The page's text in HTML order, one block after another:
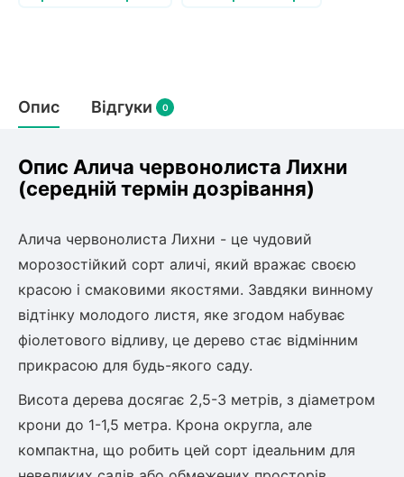
Мирт
Мушмула
Інжирний персик
Нектарин
Алича
Айва
Шовковиця
Абрикос
Смородина
Актинідія
Ірга
Ківі
Пієріс Японський
Бересклет
Вейгела
Пухироплідник
Спірея
Азалія
Штамбові троянди
Бузок
Жасмин (Чубушник)
Будлея
Лавровишня
Кизильник
Бобовник (Жерновець)
Рубальні машини
Картоплесаджалки
Картоплекопалки
Роторні косарки
Навантажувачі
Опис Відгуки 0
Опис Алича червонолиста Лихни
(середній термін дозрівання)
Алича червонолиста Лихни - це чудовий
морозостійкий сорт аличі, який вражає своєю
красою і смаковими якостями. Завдяки винному
відтінку молодого листя, яке згодом набуває
фіолетового відливу, це дерево стає відмінним
прикрасою для будь-якого саду.
Висота дерева досягає 2,5-3 метрів, з діаметром
крони до 1-1,5 метра. Крона округла, але
компактна, що робить цей сорт ідеальним для